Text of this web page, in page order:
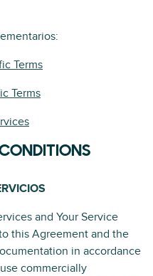
Terms
Terms
and Your Service
this Agreement and the
in accordance
commercially